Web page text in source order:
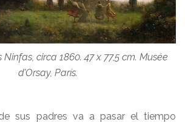
circa 1860. 47 x 77,5 cm. Musée
d’Orsay, París.
sus padres va a pasar el tiempo